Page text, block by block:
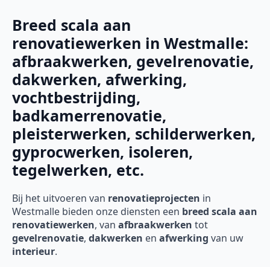
Breed scala aan
renovatiewerken in Westmalle:
afbraakwerken, gevelrenovatie,
dakwerken, afwerking,
vochtbestrijding,
badkamerrenovatie,
pleisterwerken, schilderwerken,
gyprocwerken, isoleren,
tegelwerken, etc.
Bij het uitvoeren van renovatieprojecten in
Westmalle bieden onze diensten een breed scala aan
renovatiewerken, van afbraakwerken tot
gevelrenovatie, dakwerken en afwerking van uw
interieur.